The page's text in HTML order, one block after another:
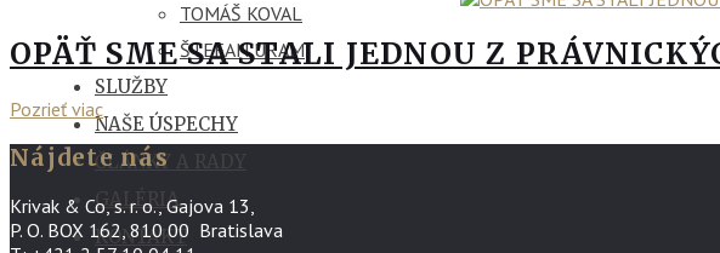
TOMÁŠ KOVAL
ŠTEFAN URAM
SLUŽBY
NAŠE ÚSPECHY
ČLÁNKY A RADY
GALÉRIA
KONTAKT
OPÄŤ SME SA STALI JEDNOU Z
Pozrieť viac
Nájdete nás
Krivak & Co, s. r. o., Gajova 13,
P. O. BOX 162, 810 00 Bratislava